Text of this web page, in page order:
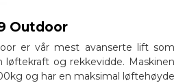
Outdoor
er vår mest avanserte lift som
løftekraft og rekkevidde. Maskinen
og har en maksimal løftehøyde